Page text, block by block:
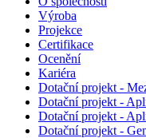
Výroba
Projekce
Certifikace
Ocenění
Kariéra
Dotační projekt -
Dotační projekt -
Dotační projekt -
Dotační projekt -